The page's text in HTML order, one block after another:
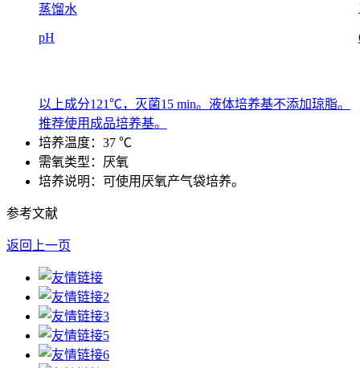
蒸馏水
pH
以上成分121℃，灭菌15 min。液体培养基不添加琼脂。
推荐使用成品培养基。
培养温度：37 ℃
需氧类型：厌氧
培养说明：可使用厌氧产气袋培养。
参考文献
返回上一页